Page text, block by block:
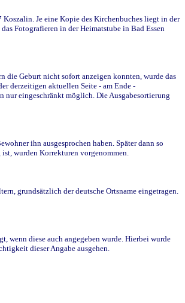
Je eine Kopie des Kirchenbuches liegt in der
Fotografieren in der Heimatstube in Bad Essen
die Geburt nicht sofort anzeigen konnten, wurde das
derzeitigen aktuellen Seite - am Ende -
nur eingeschränkt möglich. Die Ausgabesortierung
ihn ausgesprochen haben. Später dann so
wurden Korrekturen vorgenommen.
grundsätzlich der deutsche Ortsname eingetragen.
wenn diese auch angegeben wurde. Hierbei wurde
dieser Angabe ausgehen.